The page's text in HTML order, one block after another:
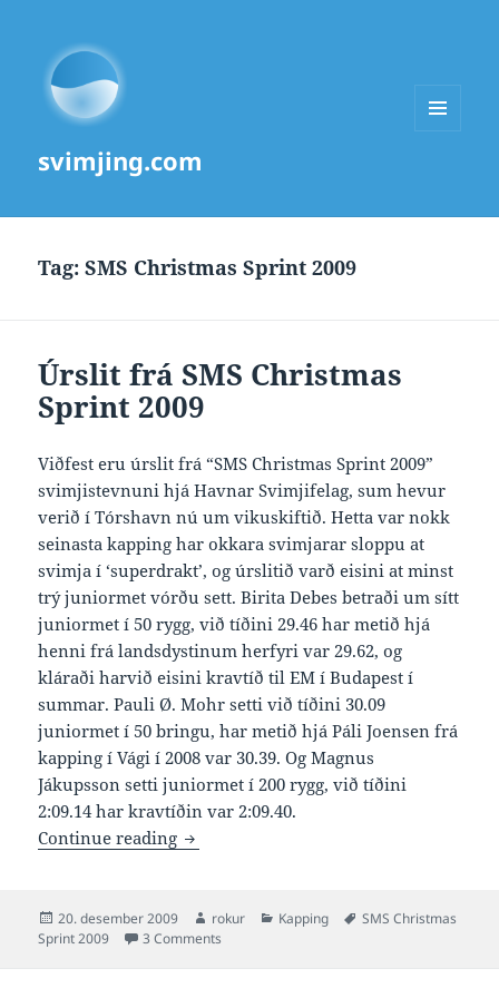
svimjing.com
Tag:SMS Christmas Sprint 2009
Úrslit frá SMS Christmas
Sprint 2009
Viðfest eru úrslit frá “SMS Christmas Sprint 2009”
svimjistevnuni hjá Havnar Svimjifelag, sum hevur
verið í Tórshavn nú um vikuskiftið. Hetta var nokk
seinasta kapping har okkara svimjarar sloppu at
svimja í ‘superdrakt’, og úrslitið varð eisini at minst
trý juniormet vórðu sett. Birita Debes betraði um sítt
juniormet í 50 rygg, við tíðini 29.46 har metið hjá
henni frá landsdystinum herfyri var 29.62, og
kláraði harvið eisini kravtíð til EM í Budapest í
summar. Pauli Ø. Mohr setti við tíðini 30.09
juniormet í 50 bringu, har metið hjá Páli Joensen frá
kapping í Vági í 2008 var 30.39. Og Magnus
Jákupsson setti juniormet í 200 rygg, við tíðini
2:09.14 har kravtíðin var 2:09.40.
Continue reading Úrslit frá SMS Christmas Sprint 2009
Posted
on
20. desember 2009 Author
rokur Categories
Kapping Tags
SMS Christmas
Sprint 2009
3 Comments